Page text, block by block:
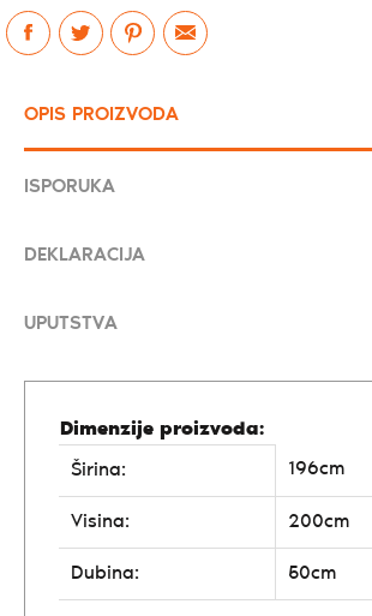
OPIS PROIZVODA
ISPORUKA
DEKLARACIJA
UPUTSTVA
Dimenzije proizvoda:
Širina:
196cm
Visina: 200cm
Dubina: 50cm